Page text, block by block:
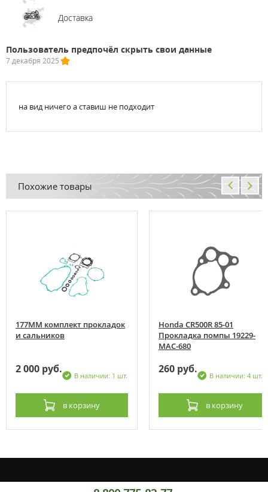
Доставка
Пользователь предпочёл скрыть свои данные
7 декабря 2025
на вид ничего а ставиш не подходит
Похожие товары
177MM комплект прокладок
и сальников
2 000 руб.
В наличии: 1 шт.
в корзину
Honda CR500R 85-01
Прокладка помпы 19229-
MAC-680
260 руб.
В наличии: 4 шт.
в корзину